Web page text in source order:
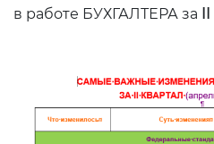
в работе БУХГАЛТЕРА за II